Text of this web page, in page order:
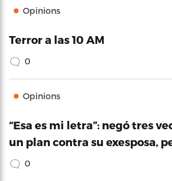
Opinions
Terror a las 10 AM
0
Opinions
“Esa es mi letra”: negó tres
un plan contra su exesposa,
0